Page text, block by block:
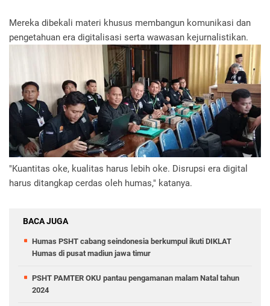
Mereka dibekali materi khusus membangun komunikasi dan
pengetahuan era digitalisasi serta wawasan kejurnalistikan.
"Kuantitas oke, kualitas harus lebih oke. Disrupsi era digital
harus ditangkap cerdas oleh humas," katanya.
BACA JUGA
Humas PSHT cabang seindonesia berkumpul ikuti DIKLAT
Humas di pusat madiun jawa timur
PSHT PAMTER OKU pantau pengamanan malam Natal tahun
2024